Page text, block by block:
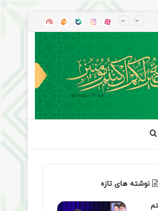
آپاراتاینستاگرام
بله ایتا
جستجو برای
نوشته های تازه